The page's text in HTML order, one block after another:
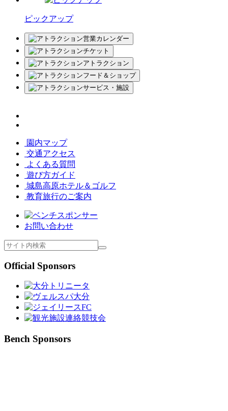
ピックアップ
営業カレンダー
チケット
アトラクション
フード＆ショップ
サービス・施設
園内マップ
交通アクセス
よくある質問
遊び方ガイド
城島高原ホテル＆ゴルフ
教育旅行のご案内
お問い合わせ
Official Sponsors
Bench Sponsors